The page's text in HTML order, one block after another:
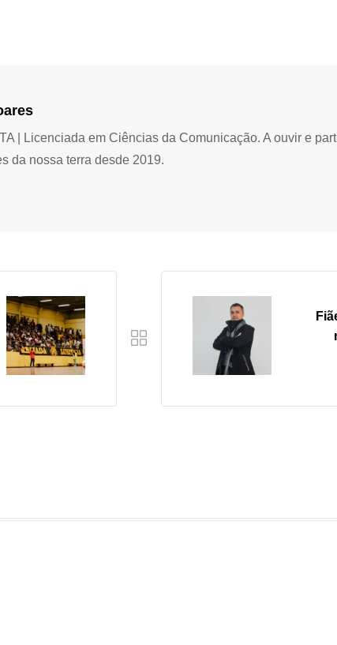
| Licenciada em Ciências da Comunicação. A ouvir e
da nossa terra desde 2019.